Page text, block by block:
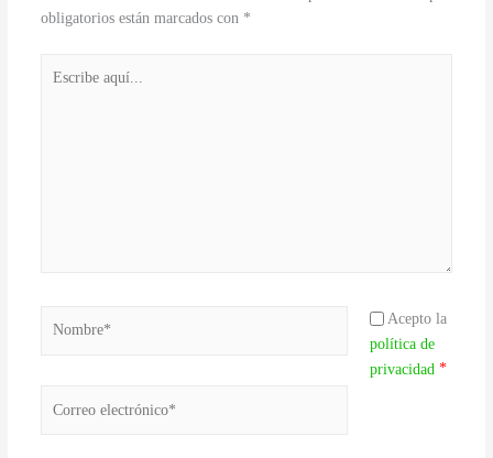
obligatorios están marcados con *
electrónico*
Acepto la
política de
privacidad *